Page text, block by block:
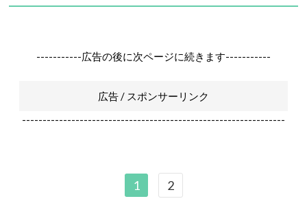
-----------広告の後に次ページに続きます-----------
広告 / スポンサーリンク
----------------------------------------------------------------
1 2